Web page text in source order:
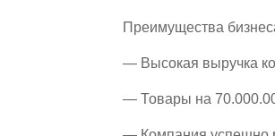
Преимущества
— Высокая выручка
— Товары на